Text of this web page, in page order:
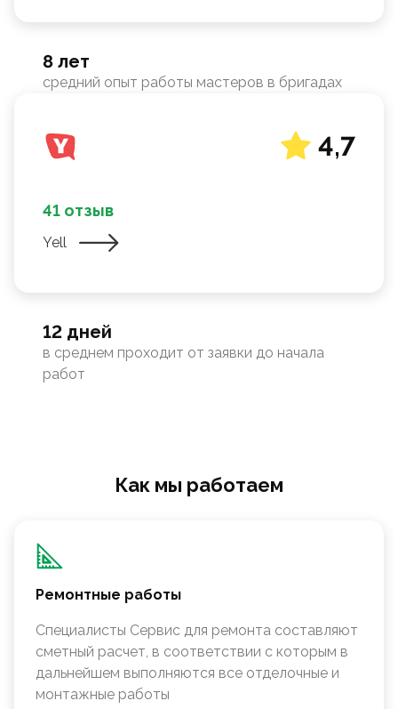
8 лет
средний опыт работы мастеров в бригадах
4,7
41 отзыв
Yell
12 дней
в среднем проходит от заявки до начала
работ
Как мы работаем
Ремонтные работы
Специалисты Сервис для ремонта составляют
сметный расчет, в соответствии с которым в
дальнейшем выполняются все отделочные и
монтажные работы